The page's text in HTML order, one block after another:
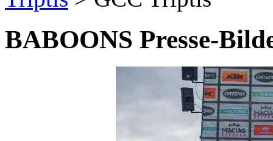
BABOONS Presse-